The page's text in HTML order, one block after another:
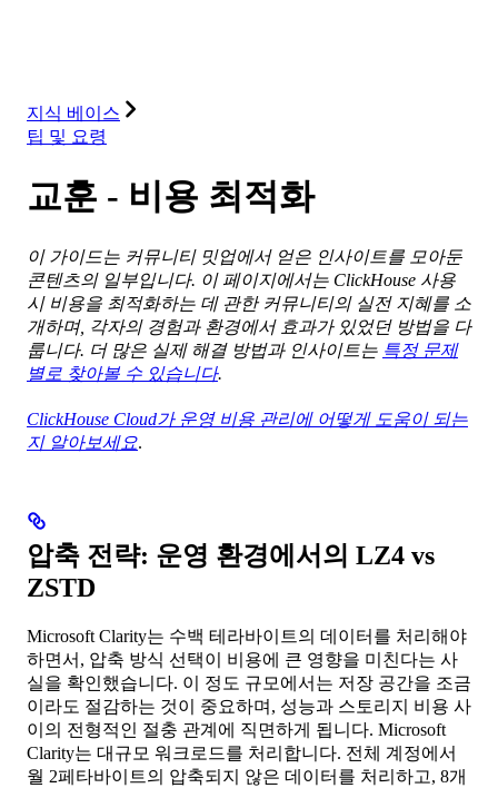
지식 베이스
팁 및 요령
교훈 - 비용 최적화
이 가이드는 커뮤니티 밋업에서 얻은 인사이트를 모아둔
콘텐츠의 일부입니다. 이 페이지에서는 ClickHouse 사용
시 비용을 최적화하는 데 관한 커뮤니티의 실전 지혜를 소
개하며, 각자의 경험과 환경에서 효과가 있었던 방법을 다
룹니다. 더 많은 실제 해결 방법과 인사이트는 특정 문제
별로 찾아볼 수 있습니다.
ClickHouse Cloud가 운영 비용 관리에 어떻게 도움이 되는
지 알아보세요.
압축 전략: 운영 환경에서의 LZ4 vs
ZSTD
Microsoft Clarity는 수백 테라바이트의 데이터를 처리해야
하면서, 압축 방식 선택이 비용에 큰 영향을 미친다는 사
실을 확인했습니다. 이 정도 규모에서는 저장 공간을 조금
이라도 절감하는 것이 중요하며, 성능과 스토리지 비용 사
이의 전형적인 절충 관계에 직면하게 됩니다. Microsoft
Clarity는 대규모 워크로드를 처리합니다. 전체 계정에서
월 2페타바이트의 압축되지 않은 데이터를 처리하고, 8개